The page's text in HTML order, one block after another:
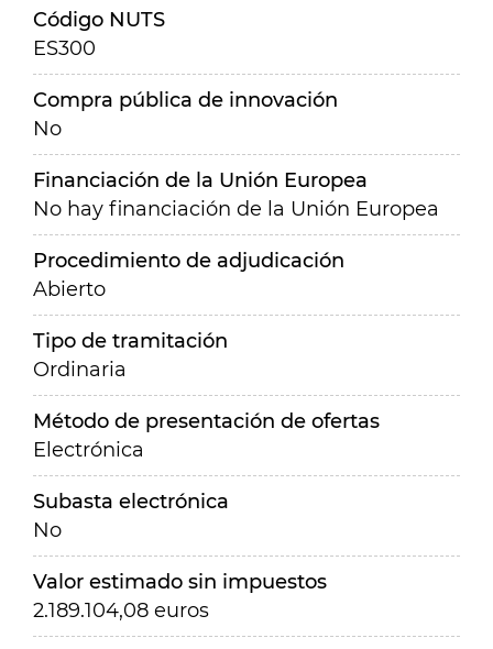
Código NUTS
ES300
Compra pública de innovación
No
Financiación de la Unión Europea
No hay financiación de la Unión Europea
Procedimiento de adjudicación
Abierto
Tipo de tramitación
Ordinaria
Método de presentación de ofertas
Electrónica
Subasta electrónica
No
Valor estimado sin impuestos
2.189.104,08 euros